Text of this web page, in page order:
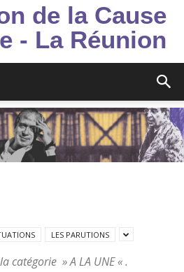
de la Cause
- La Réunion
LES PARUTIONS
catégorie » A LA UNE « .